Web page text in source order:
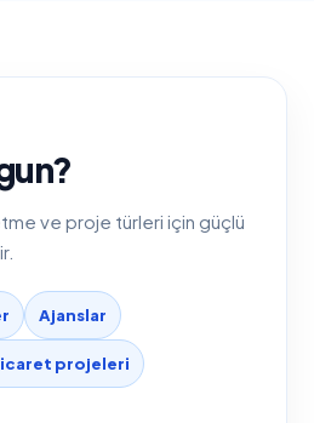
ve proje türleri için güçlü
Ajanslar
projeleri